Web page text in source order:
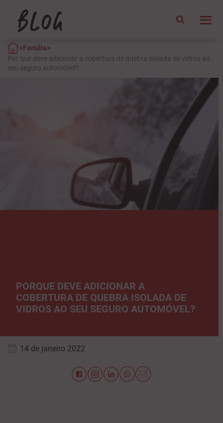
>Família>
Por que deve adicionar a cobertura de quebra isolada de vidros ao
seu seguro automóvel?
PORQUE DEVE ADICIONAR A
COBERTURA DE QUEBRA ISOLADA DE
VIDROS AO SEU SEGURO AUTOMÓVEL?
14 de janeiro 2022